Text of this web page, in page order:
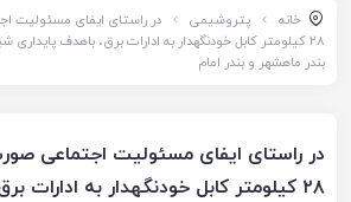
خانه پتروشیمی
در راستای ایفای مسئولیت
۲۸ کیلومتر کابل خودنگهدار به ادارات برق، باهدف
بندر ماهشهر و بندر امام
در راستای ایفای مسئولیت اجتماعی
۲۸ کیلومتر کابل خودنگهدار به ادارات